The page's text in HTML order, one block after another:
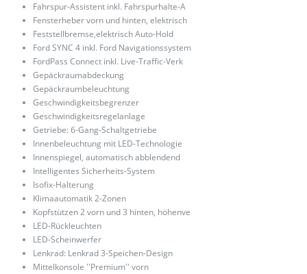
Fahrspur-Assistent inkl. Fahrspurhalte-A
Fensterheber vorn und hinten, elektrisch
Feststellbremse,elektrisch Auto-Hold
Ford SYNC 4 inkl. Ford Navigationssystem
FordPass Connect inkl. Live-Traffic-Verk
Gepäckraumabdeckung
Gepäckraumbeleuchtung
Geschwindigkeitsbegrenzer
Geschwindigkeitsregelanlage
Getriebe: 6-Gang-Schaltgetriebe
Innenbeleuchtung mit LED-Technologie
Innenspiegel, automatisch abblendend
Intelligentes Sicherheits-System
Isofix-Halterung
Klimaautomatik 2-Zonen
Kopfstützen 2 vorn und 3 hinten, höhenve
LED-Rückleuchten
LED-Scheinwerfer
Lenkrad: Lenkrad 3-Speichen-Design
Mittelkonsole ''Premium'' vorn